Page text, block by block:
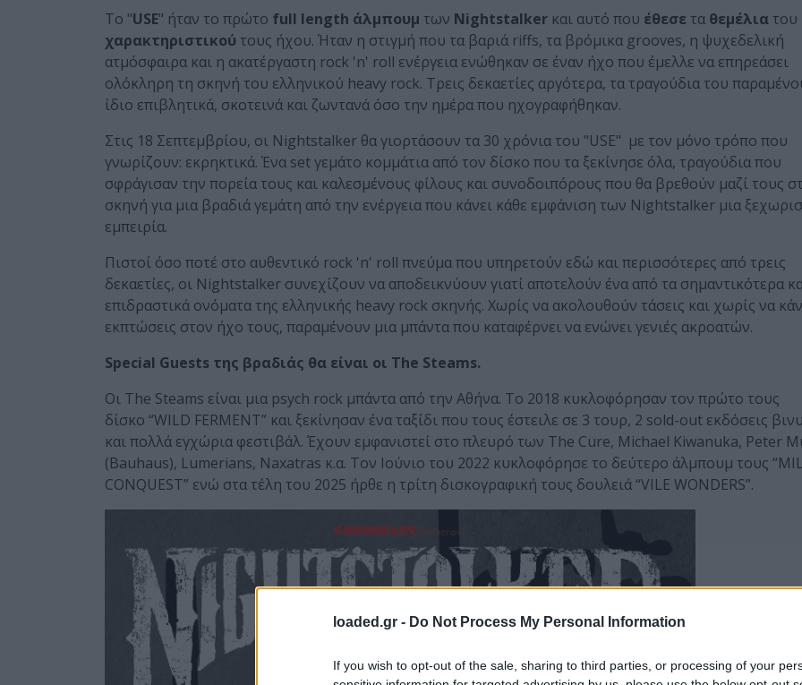
loaded.gr - Do Not Process My Personal Information
If you wish to opt-out of the sale, sharing to third parties, or processing of your
Το "USE" ήταν το πρώτο full length άλμπουμ των Nightstalker και αυτό που έθεσε τα θεμέλια του
χαρακτηριστικού τους ήχου. Ήταν η στιγμή που τα βαριά riffs, τα βρόμικα grooves, η ψυχεδελική
ατμόσφαιρα και η ακατέργαστη rock 'n' roll ενέργεια ενώθηκαν σε έναν ήχο που έμελλε να επηρεάσει
ολόκληρη τη σκηνή του ελληνικού heavy rock. Τρεις δεκαετίες αργότερα, τα τραγούδια του
ίδιο επιβλητικά, σκοτεινά και ζωντανά όσο την ημέρα που ηχογραφήθηκαν.
Στις 18 Σεπτεμβρίου, οι Nightstalker θα γιορτάσουν τα 30 χρόνια του "USE" με τον μόνο τρόπο που
γνωρίζουν: εκρηκτικά. Ένα set γεμάτο κομμάτια από τον δίσκο που τα ξεκίνησε όλα, τραγούδια που
σφράγισαν την πορεία τους και καλεσμένους φίλους και συνοδοιπόρους που θα βρεθούν μαζί τους
σκηνή για μια βραδιά γεμάτη από την ενέργεια που κάνει κάθε εμφάνιση των Nightstalker μια
εμπειρία.
Πιστοί όσο ποτέ στο αυθεντικό rock 'n' roll πνεύμα που υπηρετούν εδώ και περισσότερες από τρεις
δεκαετίες, οι Nightstalker συνεχίζουν να αποδεικνύουν γιατί αποτελούν ένα από τα σημαντικότερα
επιδραστικά ονόματα της ελληνικής heavy rock σκηνής. Χωρίς να ακολουθούν τάσεις και χωρίς να
εκπτώσεις στον ήχο τους, παραμένουν μια μπάντα που καταφέρνει να ενώνει γενιές ακροατών.
Special Guests της βραδιάς θα είναι οι The Steams.
Οι The Steams είναι μια psych rock μπάντα από την Αθήνα. Το 2018 κυκλοφόρησαν τον πρώτο τους
δίσκο “WILD FERMENT” και ξεκίνησαν ένα ταξίδι που τους έστειλε σε 3 τουρ, 2 sold-out εκδόσεις
και πολλά εγχώρια φεστιβάλ. Έχουν εμφανιστεί στο πλευρό των The Cure, Michael Kiwanuka, Peter
(Bauhaus), Lumerians, Naxatras κ.α. Τον Ιούνιο του 2022 κυκλοφόρησε το δεύτερο άλμπουμ τους
CONQUEST” ενώ στα τέλη του 2025 ήρθε η τρίτη δισκογραφική τους δουλειά “VILE WONDERS”.